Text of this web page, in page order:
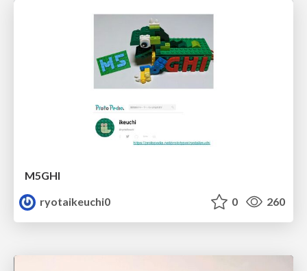
M5GHI
ryotaikeuchi0
0 260